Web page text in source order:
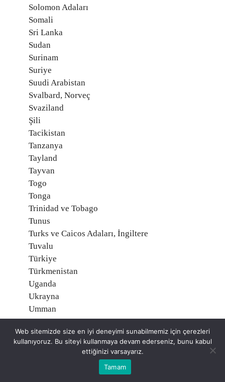
Solomon Adaları
Somali
Sri Lanka
Sudan
Surinam
Suriye
Suudi Arabistan
Svalbard, Norveç
Svaziland
Şili
Tacikistan
Tanzanya
Tayland
Tayvan
Togo
Tonga
Trinidad ve Tobago
Tunus
Turks ve Caicos Adaları, İngiltere
Tuvalu
Türkiye
Türkmenistan
Uganda
Ukrayna
Umman
Uruguay
Ürdün
Vallis ve Futuna, Fransa
Web sitemizde size en iyi deneyimi sunabilmemiz için çerezleri
kullanıyoruz. Bu siteyi kullanmaya devam ederseniz, bunu kabul
ettiğinizi varsayarız.
Tamam